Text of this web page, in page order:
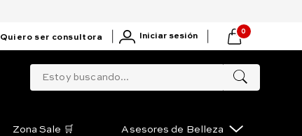
Quiero ser consultora Iniciar sesión
0
Estoy buscando...
Zona Sale 🛒 Asesores de Belleza